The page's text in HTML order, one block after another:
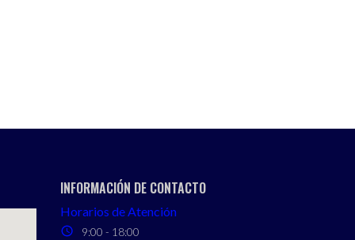
INFORMACIÓN DE CONTACTO
Horarios de Atención
9:00 - 18:00